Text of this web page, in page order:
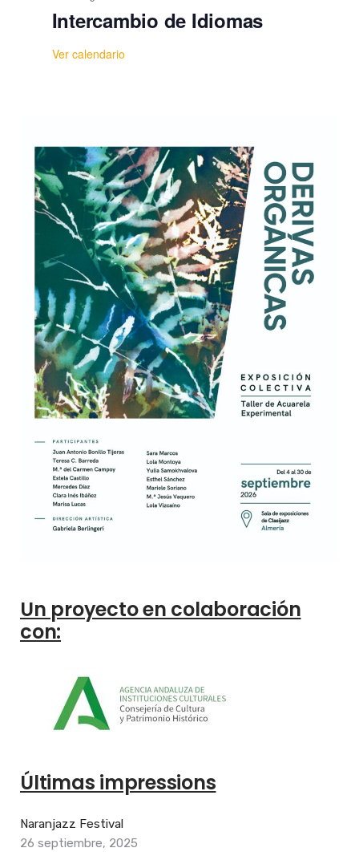
Intercambio de Idiomas
Ver calendario
Un proyecto en colaboración
con:
Últimas impressions
Naranjazz Festival
26 septiembre, 2025